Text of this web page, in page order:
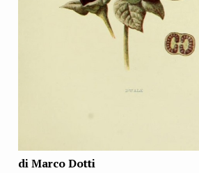
di Marco Dotti